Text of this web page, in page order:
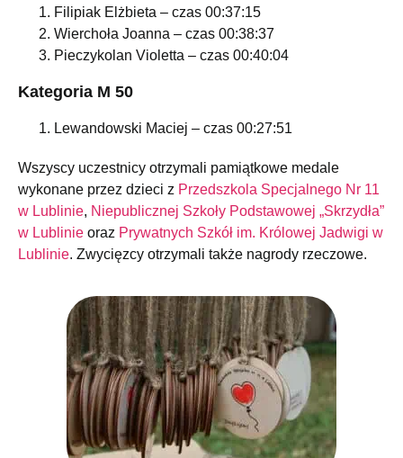
Filipiak Elżbieta – czas 00:37:15
Wierchoła Joanna – czas 00:38:37
Pieczykolan Violetta – czas 00:40:04
Kategoria M 50
Lewandowski Maciej – czas 00:27:51
Wszyscy uczestnicy otrzymali pamiątkowe medale
wykonane przez dzieci z Przedszkola Specjalnego Nr 11
w Lublinie, Niepublicznej Szkoły Podstawowej „Skrzydła”
w Lublinie oraz Prywatnych Szkół im. Królowej Jadwigi w
Lublinie. Zwycięzcy otrzymali także nagrody rzeczowe.